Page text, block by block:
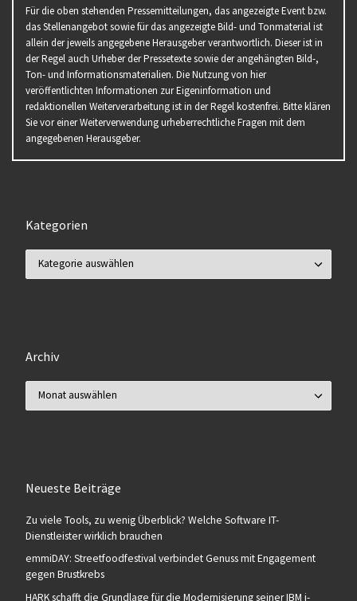
Für die oben stehenden Pressemitteilungen, das angezeigte Event bzw.
das Stellenangebot sowie für das angezeigte Bild- und Tonmaterial ist
allein der jeweils angegebene Herausgeber verantwortlich. Dieser ist in
der Regel auch Urheber der Pressetexte sowie der angehängten Bild-,
Ton- und Informationsmaterialien. Die Nutzung von hier
veröffentlichten Informationen zur Eigeninformation und
redaktionellen Weiterverarbeitung ist in der Regel kostenfrei. Bitte klären
Sie vor einer Weiterverwendung urheberrechtliche Fragen mit dem
angegebenen Herausgeber.
Kategorien
Archiv
Neueste Beiträge
Zu viele Tools, zu wenig Überblick? Welche Software IT-
Dienstleister wirklich brauchen
emmiDAY: Streetfoodfestival verbindet Genuss mit Engagement
gegen Brustkrebs
HARK schafft die Grundlage für die Modernisierung seiner IBM i-